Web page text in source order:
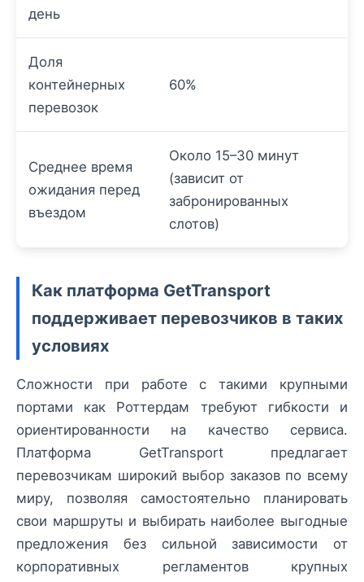
день
Доля
контейнерных
перевозок
60%
Среднее время
ожидания перед
въездом
Около 15–30 минут
(зависит от
забронированных
слотов)
Как платформа GetTransport
поддерживает перевозчиков в таких
условиях
Сложности при работе с такими крупными
портами как Роттердам требуют гибкости и
ориентированности на качество сервиса.
Платформа GetTransport предлагает
перевозчикам широкий выбор заказов по всему
миру, позволяя самостоятельно планировать
свои маршруты и выбирать наиболее выгодные
предложения без сильной зависимости от
корпоративных регламентов крупных